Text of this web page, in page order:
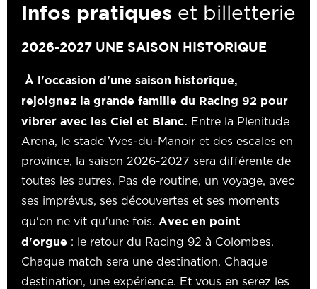
Infos pratiques et billetterie
2026-2027 UNE SAISON HISTORIQUE
À l'occasion d'une saison historique,
rejoignez la grande famille du Racing 92 pour
vibrer avec les Ciel et Blanc. Entre la Plenitude
Arena, le stade Yves-du-Manoir et des escales en
province, la saison 2026-2027 sera différente de
toutes les autres. Pas de routine, un voyage, avec
ses imprévus, ses découvertes et ses moments
qu'on ne vit qu'une fois. Avec en point
d'orgue : le retour du Racing 92 à Colombes.
Chaque match sera une destination. Chaque
destination, une expérience. Et vous en serez les